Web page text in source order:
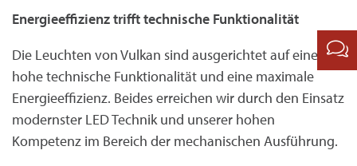
Energieeffizienz trifft technische Funktionalität
Die Leuchten von Vulkan sind ausgerichtet auf eine
hohe technische Funktionalität und eine maximale
Energieeffizienz. Beides erreichen wir durch den Einsatz
modernster LED Technik und unserer hohen
Kompetenz im Bereich der mechanischen Ausführung.